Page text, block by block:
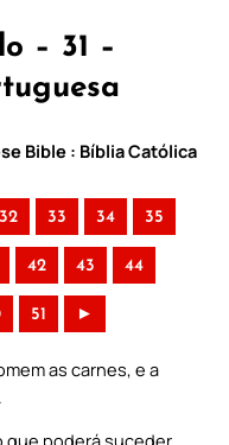
– 31 –
Bible : Bíblia Católica
32 33 34 35
42 43 44
51 ►
as carnes, e a